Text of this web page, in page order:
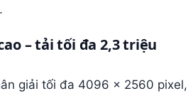
– tải tối đa 2,3 triệu
giải tối đa 4096 × 2560 pixel,